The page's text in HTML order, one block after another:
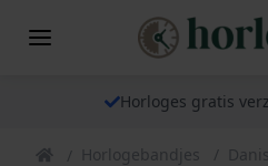
Horloges gratis
Horlogebandjes